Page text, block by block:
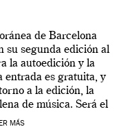
de Barcelona
su segunda edición al
la autoedición y la
entrada es gratuita, y
a la edición, la
de música. Será el
MÁS